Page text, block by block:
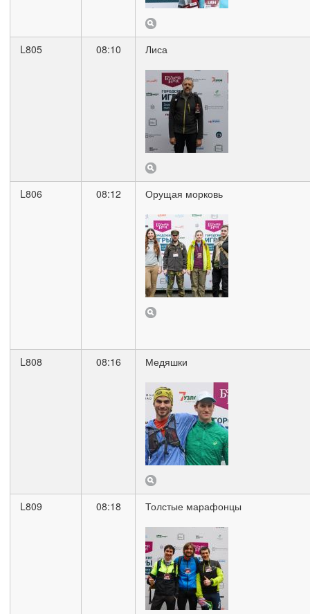
L805 08:10 Лиса
L806 08:12 Орущая морковь
L808 08:16 Медяшки
L809 08:18 Толстые марафонцы